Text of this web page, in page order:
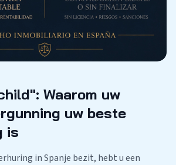
Waarom uw
uw beste
is
in Spanje bezit, hebt u een